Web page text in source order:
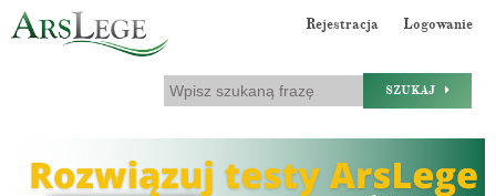
Rejestracja Logowanie
SZUKAJ